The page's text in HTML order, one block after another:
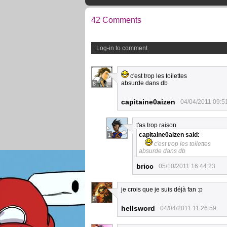
42 Comments
Log-in to comment
8
c'est trop les toilettes
absurde dans db
capitaine0aizen 04/04/2011
1
t'as trop raison
capitaine0aizen said:
c'est trop les toilettes
absurde dans db
bricc 05/10/2011 16:44:23
5
je crois que je suis déjà fan :p
hellsword 04/04/2011 11:26:59